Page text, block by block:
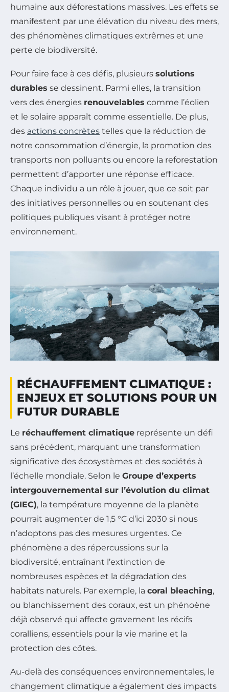
humaine aux déforestations massives. Les effets se
manifestent par une élévation du niveau des mers,
des phénomènes climatiques extrêmes et une
perte de biodiversité.
Pour faire face à ces défis, plusieurs solutions
durables se dessinent. Parmi elles, la transition
vers des énergies renouvelables comme l’éolien
et le solaire apparaît comme essentielle. De plus,
des actions concrètes telles que la réduction de
notre consommation d’énergie, la promotion des
transports non polluants ou encore la reforestation
permettent d’apporter une réponse efficace.
Chaque individu a un rôle à jouer, que ce soit par
des initiatives personnelles ou en soutenant des
politiques publiques visant à protéger notre
environnement.
RÉCHAUFFEMENT CLIMATIQUE :
ENJEUX ET SOLUTIONS POUR UN
FUTUR DURABLE
Le réchauffement climatique représente un défi
sans précédent, marquant une transformation
significative des écosystèmes et des sociétés à
l’échelle mondiale. Selon le Groupe d’experts
intergouvernemental sur l’évolution du climat
(GIEC), la température moyenne de la planète
pourrait augmenter de 1,5 °C d’ici 2030 si nous
n’adoptons pas des mesures urgentes. Ce
phénomène a des répercussions sur la
biodiversité, entraînant l’extinction de
nombreuses espèces et la dégradation des
habitats naturels. Par exemple, la coral bleaching,
ou blanchissement des coraux, est un phénoène
déjà observé qui affecte gravement les récifs
coralliens, essentiels pour la vie marine et la
protection des côtes.
Au-delà des conséquences environnementales, le
changement climatique a également des impacts